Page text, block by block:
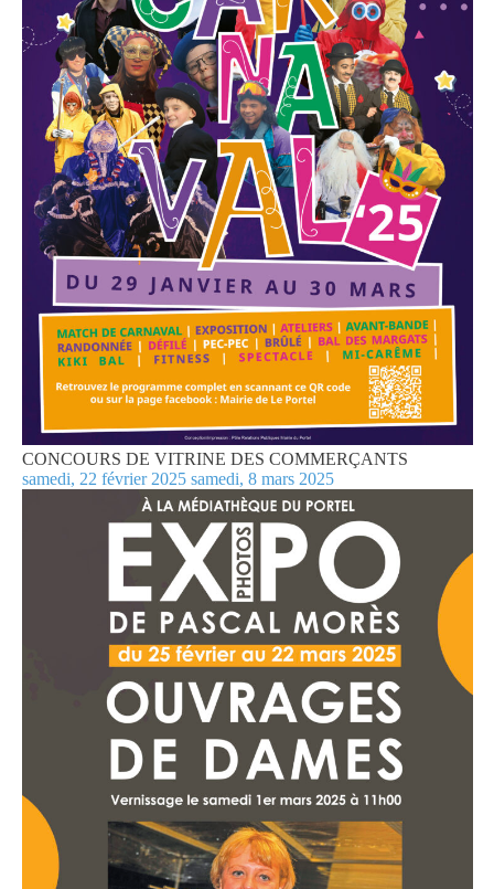
CONCOURS DE VITRINE DES COMMERÇANTS
samedi, 22 février 2025 samedi, 8 mars 2025